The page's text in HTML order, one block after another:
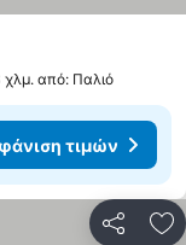
από: Παλιό
τιμών